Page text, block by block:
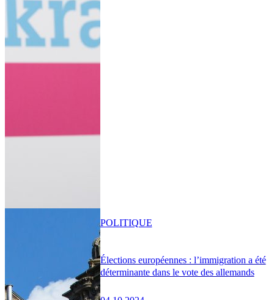
Élections européennes : l’immigration a été
déterminante dans le vote des allemands
POLITIQUE